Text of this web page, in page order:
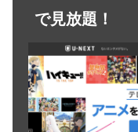
で見放題！